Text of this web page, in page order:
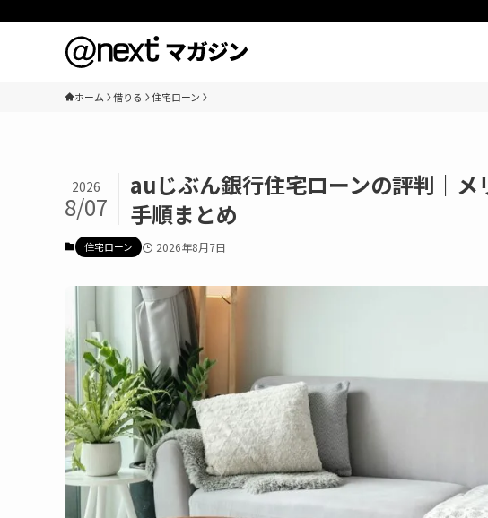
ホーム 借りる 住宅ローン
auじぶん銀行住宅ローンの評判｜
手順まとめ
2026
8/07
住宅ローン 2026年8月7日